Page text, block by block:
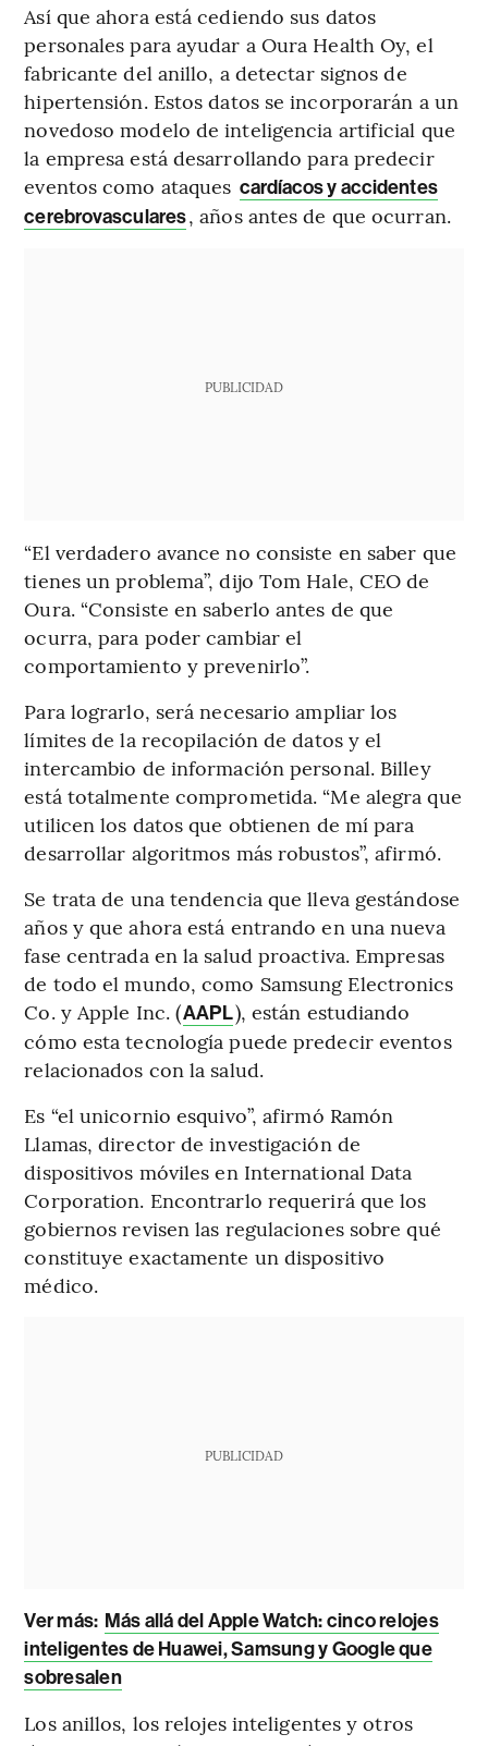
Así que ahora está cediendo sus datos
personales para ayudar a Oura Health Oy, el
fabricante del anillo, a detectar signos de
hipertensión. Estos datos se incorporarán a un
novedoso modelo de inteligencia artificial que
la empresa está desarrollando para predecir
eventos como ataques cardíacos y accidentes
cerebrovasculares, años antes de que ocurran.
PUBLICIDAD
“El verdadero avance no consiste en saber que
tienes un problema”, dijo Tom Hale, CEO de
Oura. “Consiste en saberlo antes de que
ocurra, para poder cambiar el
comportamiento y prevenirlo”.
Para lograrlo, será necesario ampliar los
límites de la recopilación de datos y el
intercambio de información personal. Billey
está totalmente comprometida. “Me alegra que
utilicen los datos que obtienen de mí para
desarrollar algoritmos más robustos”, afirmó.
Se trata de una tendencia que lleva gestándose
años y que ahora está entrando en una nueva
fase centrada en la salud proactiva. Empresas
de todo el mundo, como Samsung Electronics
Co. y Apple Inc. (AAPL), están estudiando
cómo esta tecnología puede predecir eventos
relacionados con la salud.
Es “el unicornio esquivo”, afirmó Ramón
Llamas, director de investigación de
dispositivos móviles en International Data
Corporation. Encontrarlo requerirá que los
gobiernos revisen las regulaciones sobre qué
constituye exactamente un dispositivo
médico.
PUBLICIDAD
Ver más: Más allá del Apple Watch: cinco relojes
inteligentes de Huawei, Samsung y Google que
sobresalen
Los anillos, los relojes inteligentes y otros